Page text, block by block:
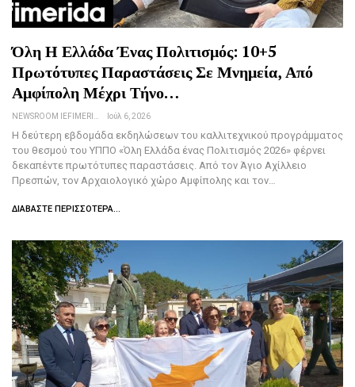
Όλη Η Ελλάδα Ένας Πολιτισμός: 10+5
Πρωτότυπες Παραστάσεις Σε Μνημεία, Από
Αμφίπολη Μέχρι Τήνο…
Ιούλ 6, 2026
Η δεύτερη εβδομάδα εκδηλώσεων του καλλιτεχνικού προγράμματος
του θεσμού του ΥΠΠΟ «Όλη Ελλάδα ένας Πολιτισμός 2026» φέρνει
δεκαπέντε πρωτότυπες παραστάσεις. Από τον Άγιο Αχίλλειο
Πρεσπών, τον Αρχαιολογικό χώρο Αμφίπολης και τον…
ΔΙΑΒΆΣΤΕ ΠΕΡΙΣΣΌΤΕΡΑ...